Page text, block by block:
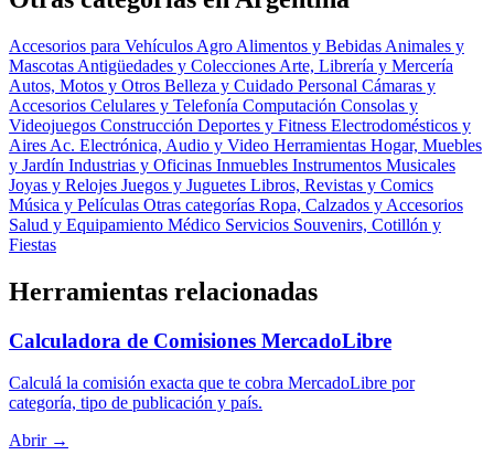
Accesorios para Vehículos Agro Alimentos y Bebidas Animales y
Mascotas Antigüedades y Colecciones Arte, Librería y Mercería
Autos, Motos y Otros Belleza y Cuidado Personal Cámaras y
Accesorios Celulares y Telefonía Computación Consolas y
Videojuegos Construcción Deportes y Fitness Electrodomésticos y
Aires Ac. Electrónica, Audio y Video Herramientas Hogar, Muebles
y Jardín Industrias y Oficinas Inmuebles Instrumentos Musicales
Joyas y Relojes Juegos y Juguetes Libros, Revistas y Comics
Música y Películas Otras categorías Ropa, Calzados y Accesorios
Salud y Equipamiento Médico Servicios Souvenirs, Cotillón y
Fiestas
Herramientas relacionadas
Calculadora de Comisiones MercadoLibre
Calculá la comisión exacta que te cobra MercadoLibre por
categoría, tipo de publicación y país.
Abrir →